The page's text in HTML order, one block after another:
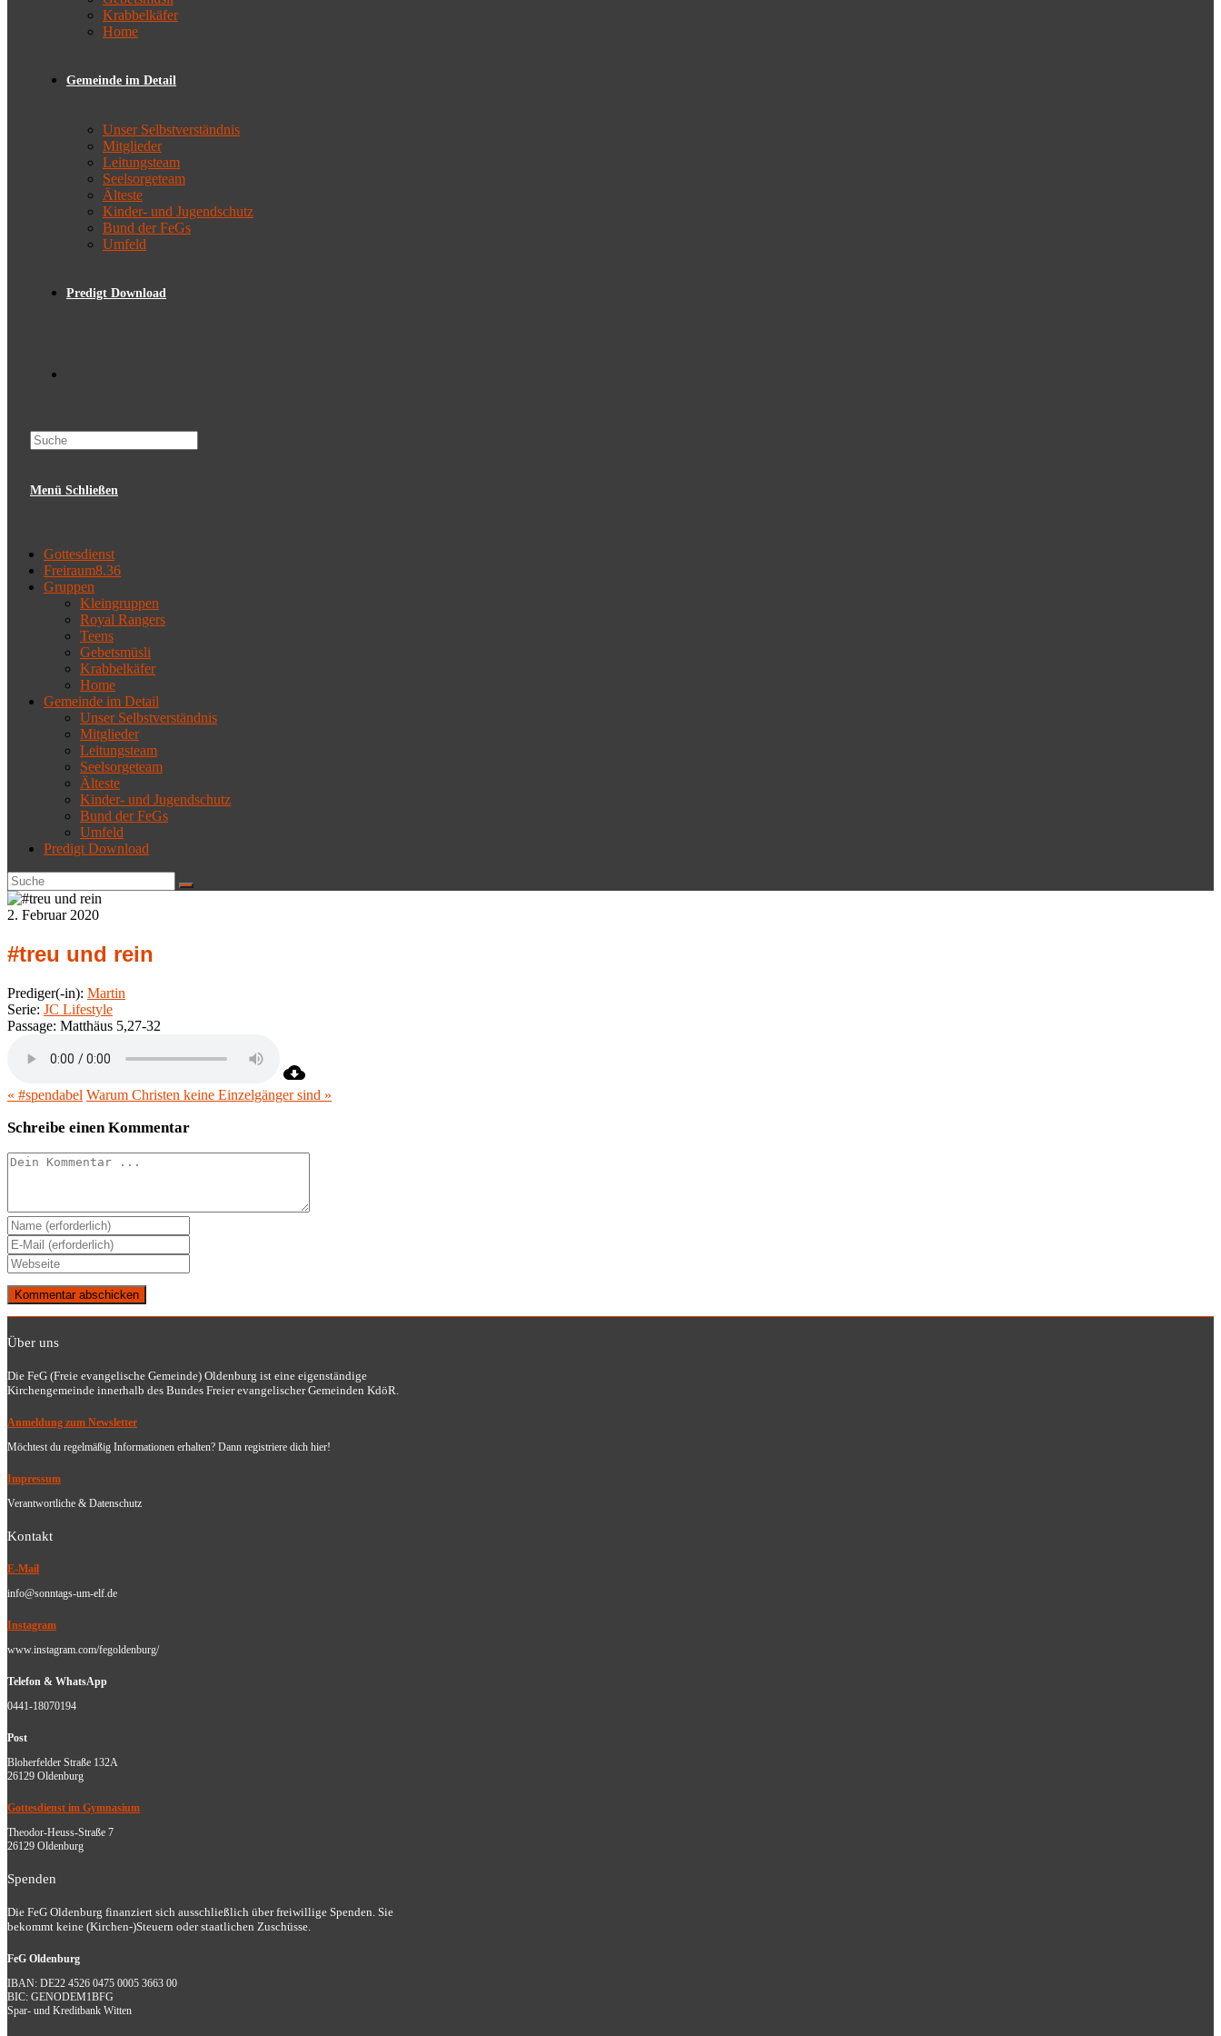
Krabbelkäfer
Home
Gemeinde im Detail
Unser Selbstverständnis
Mitglieder
Leitungsteam
Seelsorgeteam
Älteste
Kinder- und Jugendschutz
Bund der FeGs
Umfeld
Predigt Download
Menü Schließen
Gottesdienst
Freiraum8.36
Gruppen
Kleingruppen
Royal Rangers
Teens
Gebetsmüsli
Krabbelkäfer
Home
Gemeinde im Detail
Unser Selbstverständnis
Mitglieder
Leitungsteam
Seelsorgeteam
Älteste
Kinder- und Jugendschutz
Bund der FeGs
Umfeld
Predigt Download
2. Februar 2020
#treu und rein
Prediger(-in): Martin
Serie: JC Lifestyle
Passage: Matthäus 5,27-32
« #spendabel Warum Christen keine Einzelgänger sind »
Schreibe einen Kommentar
Kommentieren
Gib
deinen
Namen
oder
Benutzernamen
zum
Kommentieren
ein
Gib
deine
E-
Mail-
Adresse
Kommentieren
Gib
deine
Website-
(optional)
Über uns
Die FeG (Freie evangelische Gemeinde) Oldenburg ist eine eigenständige
Kirchengemeinde innerhalb des Bundes Freier evangelischer Gemeinden KdöR.
Anmeldung zum Newsletter
Möchtest du regelmäßig Informationen erhalten? Dann registriere dich hier!
Impressum
Verantwortliche & Datenschutz
Kontakt
E-Mail
info@sonntags-um-elf.de
Instagram
www.instagram.com/fegoldenburg/
Telefon & WhatsApp
0441-18070194
Post
Bloherfelder Straße 132A
26129 Oldenburg
Gottesdienst im Gymnasium
Theodor-Heuss-Straße 7
26129 Oldenburg
Spenden
Die FeG Oldenburg finanziert sich ausschließlich über freiwillige Spenden. Sie
bekommt keine (Kirchen-)Steuern oder staatlichen Zuschüsse.
FeG Oldenburg
IBAN: DE22 4526 0475 0005 3663 00
BIC: GENODEM1BFG
Spar- und Kreditbank Witten